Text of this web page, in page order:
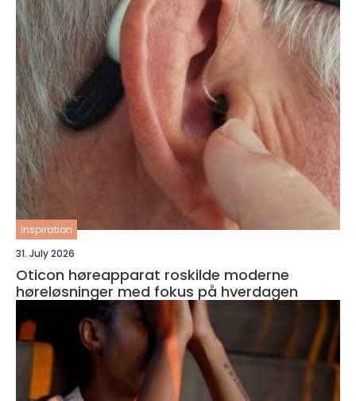
inspiration
31. July 2026
Oticon høreapparat roskilde moderne
høreløsninger med fokus på hverdagen